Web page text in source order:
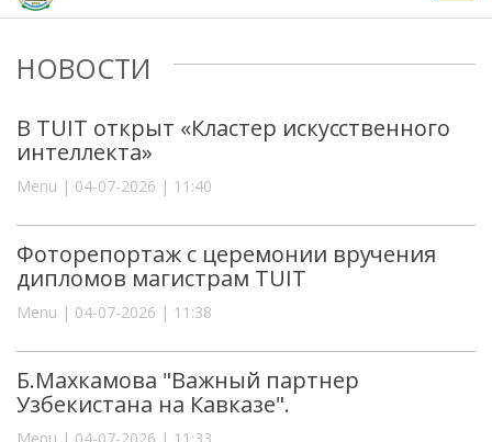
НОВОСТИ
В TUIT открыт «Кластер искусственного
интеллекта»
Menu | 04-07-2026 | 11:40
Фоторепортаж с церемонии вручения
дипломов магистрам TUIT
Menu | 04-07-2026 | 11:38
Б.Махкамова "Важный партнер
Узбекистана на Кавказе".